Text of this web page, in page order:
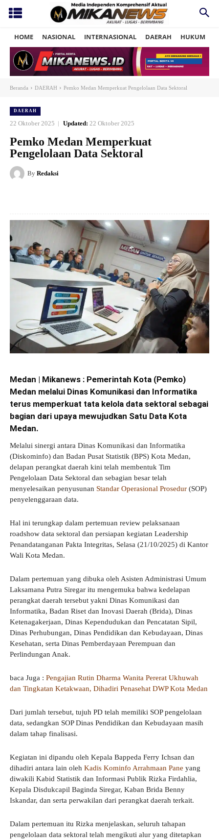
HOME NASIONAL INTERNASIONAL DAERAH HUKUM
Beranda DAERAH Pemko Medan Memperkuat Pengelolaan Data Sektoral
DAERAH
22 Oktober 2025 Updated: 22 Oktober 2025
Pemko Medan Memperkuat
Pengelolaan Data Sektoral
By Redaksi
Medan | Mikanews : Pemerintah Kota (Pemko)
Medan melalui Dinas Komunikasi dan Informatika
terus memperkuat tata kelola data sektoral sebagai
bagian dari upaya mewujudkan Satu Data Kota
Medan.
Melalui sinergi antara Dinas Komunikasi dan Informatika
(Diskominfo) dan Badan Pusat Statistik (BPS) Kota Medan,
delapan perangkat daerah kini telah membentuk Tim
Pengelolaan Data Sektoral dan sebagian besar telah
menyelesaikan penyusunan Standar Operasional Prosedur (SOP)
penyelenggaraan data.
Hal ini terungkap dalam pertemuan review pelaksanaan
roadshow data sektoral dan persiapan kegiatan Leadership
Penandatanganan Pakta Integritas, Selasa (21/10/2025) di Kantor
Wali Kota Medan.
Dalam pertemuan yang dibuka oleh Asisten Administrasi Umum
Laksamana Putra Siregar itu mengemuka bahwa kedelapan
perangkat daerah tersebut yakni Dinas Komunikasi dan
Informatika, Badan Riset dan Inovasi Daerah (Brida), Dinas
Ketenagakerjaan, Dinas Kependudukan dan Pencatatan Sipil,
Dinas Perhubungan, Dinas Pendidikan dan Kebudayaan, Dinas
Kesehatan, serta Dinas Pemberdayaan Perempuan dan
Perlindungan Anak.
baca Juga : Pengajian Rutin Dharma Wanita Pererat Ukhuwah
dan Tingkatan Ketakwaan, Dihadiri Penasehat DWP Kota Medan
Dari jumlah tersebut, tujuh PD telah memiliki SOP pengelolaan
data, sedangkan SOP Dinas Pendidikan dan Kebudayaan masih
dalam tahap finalisasi.
Kegiatan ini dipandu oleh Kepala Bappeda Ferry Ichsan dan
dihadiri antara lain oleh Kadis Kominfo Arrahmaan Pane yang
diwakili Kabid Statistik dan Informasi Publik Rizka Firdahlia,
Kepala Disdukcapil Baginda Siregar, Kaban Brida Benny
Iskandar, dan serta perwakilan dari perangkat daerah terkait.
Dalam pertemuan itu Rizka menjelaskan, seluruh tahapan
pengelolaan data sektoral telah mengikuti alur yang ditetapkan